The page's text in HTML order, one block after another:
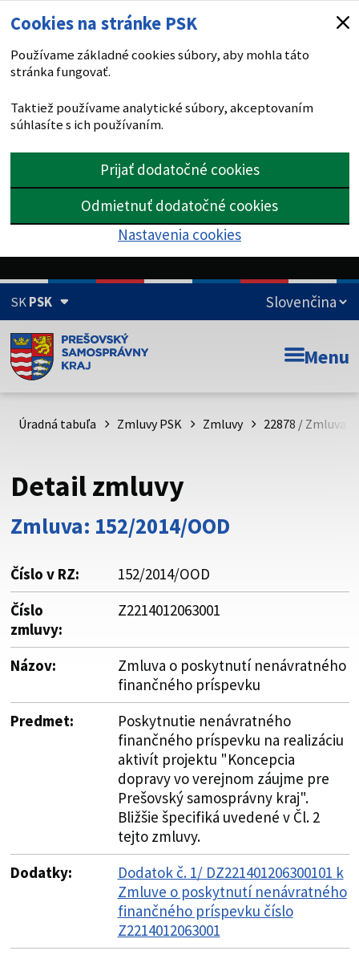
Cookies na stránke PSK
Používame základné cookies súbory, aby mohla táto
stránka fungovať.
Taktiež používame analytické súbory, akceptovaním
súhlasíte s ich používaním.
Prijať dodatočné cookies
Odmietnuť dodatočné cookies
Nastavenia cookies
SKPSK
Doména psk.sk je oficiálna
Toto je oficiálna webová stránka Prešovského
psk.sk.
Buďte pozorní a vždy sa uistite, že zdieľate informácie iba
cez zabezpečenú webovú stránku. Zabezpečená stránka
vždy začína https:// pred názvom domény webového sídla.
Menu
Úradná tabuľa Zmluvy PSK Zmluvy 22878 / Zmluva
Detail zmluvy
Zmluva: 152/2014/OOD
Číslo v RZ:
152/2014/OOD
Číslo
zmluvy:
Z2214012063001
Názov:
Zmluva o poskytnutí nenávratného
finančného príspevku
Predmet:
Poskytnutie nenávratného
finančného príspevku na realizáciu
aktivít projektu "Koncepcia
dopravy vo verejnom záujme pre
Prešovský samosprávny kraj".
Bližšie špecifiká uvedené v Čl. 2
tejto zmluvy.
Dodatky:
Dodatok č. 1/ DZ221401206300101 k
Zmluve o poskytnutí nenávratného
finančného príspevku číslo
Z2214012063001